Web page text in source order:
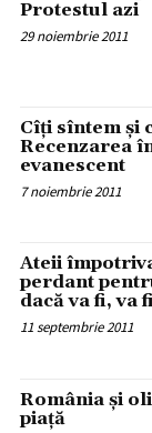
Protestul azi
29 noiembrie 2011
Cîţi sîntem şi
Recenzarea
evanescent
7 noiembrie 2011
Ateii
perdant
dacă va fi, va
11 septembrie 2011
România şi
piaţă